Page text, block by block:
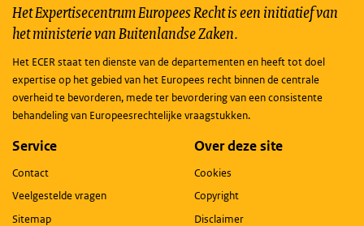
Het Expertisecentrum Europees Recht is een initiatief van
het ministerie van Buitenlandse Zaken.
Het ECER staat ten dienste van de departementen en heeft tot doel
expertise op het gebied van het Europees recht binnen de centrale
overheid te bevorderen, mede ter bevordering van een consistente
behandeling van Europeesrechtelijke vraagstukken.
Service
Contact
Veelgestelde vragen
Sitemap
Over deze site
Cookies
Copyright
Disclaimer